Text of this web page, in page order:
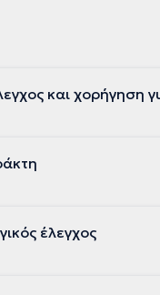
και χορήγηση
έλεγχος